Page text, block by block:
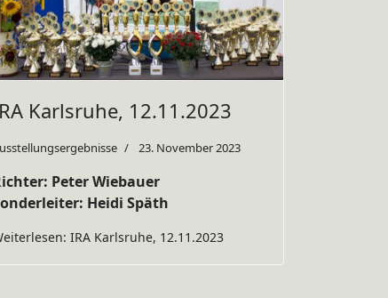
Karlsruhe, 12.11.2023
23. November 2023
Peter Wiebauer
Heidi Späth
IRA Karlsruhe, 12.11.2023